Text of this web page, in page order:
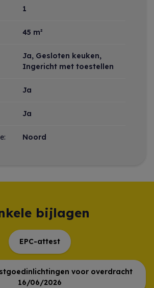
1
45 m²
Ja, Gesloten keuken,
Ingericht met toestellen
Ja
Ja
Noord
bijlagen
EPC-attest
voor overdracht
16/06/2026